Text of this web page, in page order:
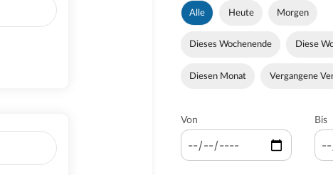
Alle Heute Morgen
Dieses Wochenende Diese
Diesen Monat Vergangene
Von Bis